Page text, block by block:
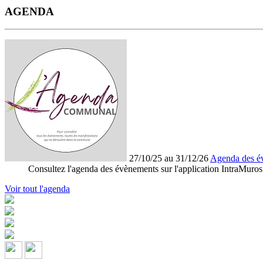
AGENDA
27/10/25 au 31/12/26 Agenda des
Consultez l'agenda des évènements sur l'application IntraMuros
Voir tout l'agenda